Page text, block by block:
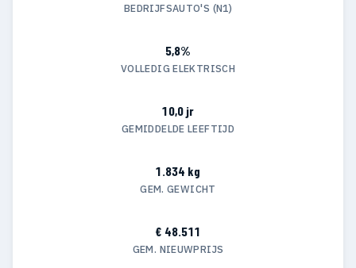
BEDRIJFSAUTO'S (N1)
5,8%
VOLLEDIG ELEKTRISCH
10,0 jr
GEMIDDELDE LEEFTIJD
1.834 kg
GEM. GEWICHT
€ 48.511
GEM. NIEUWPRIJS